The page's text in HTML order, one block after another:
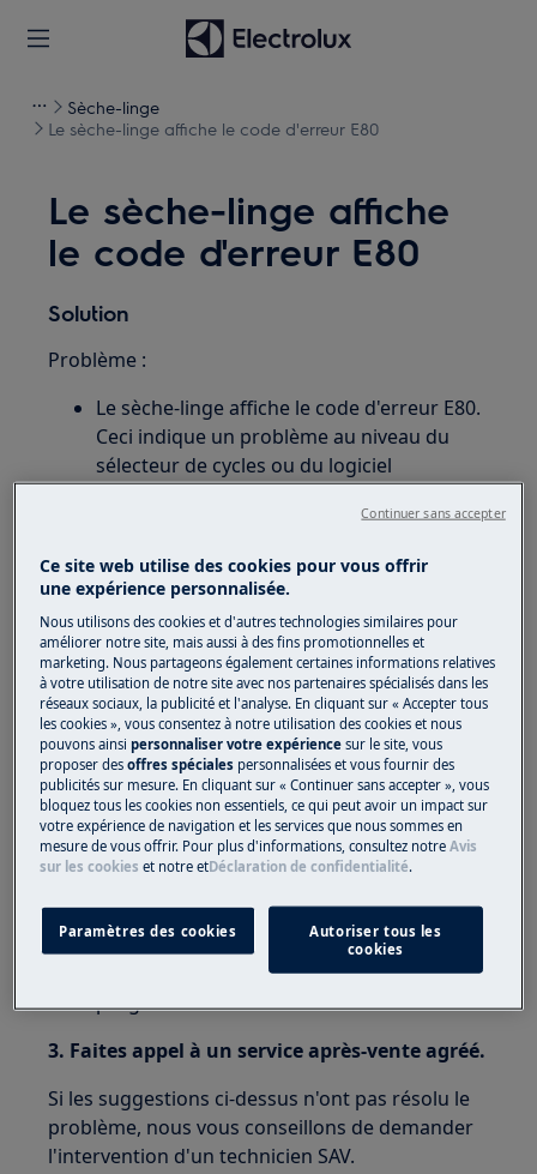
Sèche-linge
Le sèche-linge affiche le code d'erreur E80
Le sèche-linge affiche
le code d'erreur E80
Solution
Problème :
Le sèche-linge affiche le code d'erreur E80.
Ceci indique un problème au niveau du
sélecteur de cycles ou du logiciel
Sèche-linge ventilé
Sèche-linge à condenseur
Sèche-linge à pompe à chaleur
Résolution :
1. Assurez-vous que le sélecteur de cycles ne
se trouve pas entre deux programmes
2. Réinitialisez l'appareil
Débranchez la fiche de la prise, patientez
pendant 30 secondes et rebranchez-la (il
utilisant l'interrupteur de sécurité).
Après avoir branché l'appareil, mettez-le
sous tension et sélectionnez un
programme.
3. Faites appel à un service après-vente agréé.
Si les suggestions ci-dessus n'ont pas résolu le
problème, nous vous conseillons de demander
l'intervention d'un technicien SAV.
Ce site web utilise des cookies pour vous offrir
une expérience personnalisée.
Nous utilisons des cookies et d'autres technologies similaires pour
améliorer notre site, mais aussi à des fins promotionnelles et
marketing. Nous partageons également certaines informations relatives
à votre utilisation de notre site avec nos partenaires spécialisés dans les
réseaux sociaux, la publicité et l'analyse. En cliquant sur « Accepter tous
les cookies », vous consentez à notre utilisation des cookies et nous
pouvons ainsipersonnaliser votre expériencesur le site, vous
proposer desoffres spéciales personnalisées et vous fournir des
publicités sur mesure. En cliquant sur « Continuer sans accepter », vous
bloquez tous les cookies non essentiels, ce qui peut avoir un impact sur
votre expérience de navigation et les services que nous sommes en
mesure de vous offrir. Pour plus d'informations, consultez notreAvis
sur les cookies et notreetDéclaration de confidentialité.
Paramètres des cookies
Autoriser tous les
cookies
Continuer sans accepter